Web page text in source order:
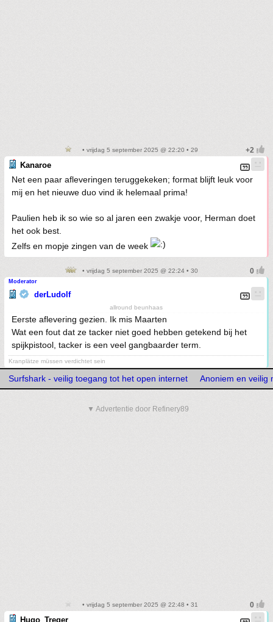
• vrijdag 5 september 2025 @ 22:20 • 29
Kanaroe
Net een paar afleveringen teruggekeken; format blijft leuk voor
mij en het nieuwe duo vind ik helemaal prima!
Paulien heb ik so wie so al jaren een zwakje voor, Herman doet
het ook best.
Zelfs en mopje zingen van de week
• vrijdag 5 september 2025 @ 22:24 • 30
Moderator
derLudolf
allround beunhaas
Eerste aflevering gezien. Ik mis Maarten
Wat een fout dat ze tacker niet goed hebben getekend bij het
spijkpistool, tacker is een veel gangbaarder term.
Kranplätze müssen verdichtet sein
Surfshark - veilig toegang tot het open internet Anoniem en veilig
▼ Advertentie door Refinery89
• vrijdag 5 september 2025 @ 22:48 • 31
Hugo_Treger